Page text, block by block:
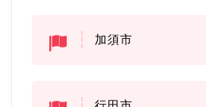
加須市